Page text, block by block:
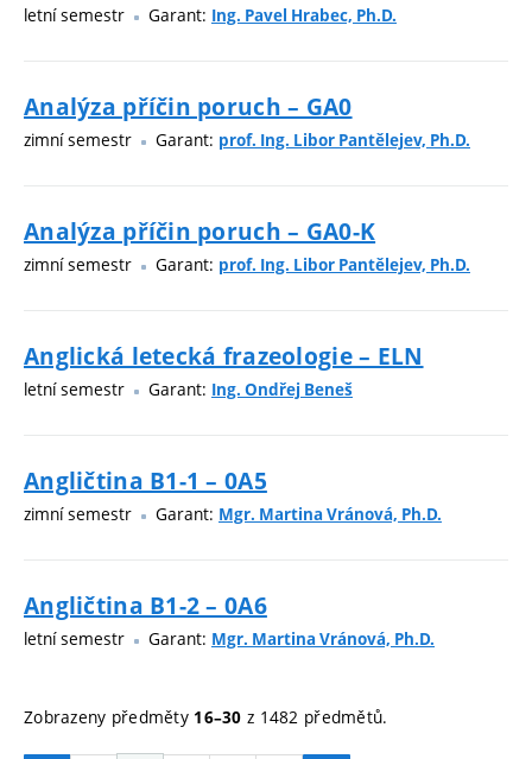
letní semestr Garant: Ing. Pavel Hrabec, Ph.D.
Analýza příčin poruch – GA0
zimní semestr Garant: prof. Ing. Libor Pantělejev, Ph.D.
Analýza příčin poruch – GA0-K
zimní semestr Garant: prof. Ing. Libor Pantělejev, Ph.D.
Anglická letecká frazeologie – ELN
letní semestr Garant: Ing. Ondřej Beneš
Angličtina B1-1 – 0A5
zimní semestr Garant: Mgr. Martina Vránová, Ph.D.
Angličtina B1-2 – 0A6
letní semestr Garant: Mgr. Martina Vránová, Ph.D.
Zobrazeny předměty 16–30 z 1482 předmětů.